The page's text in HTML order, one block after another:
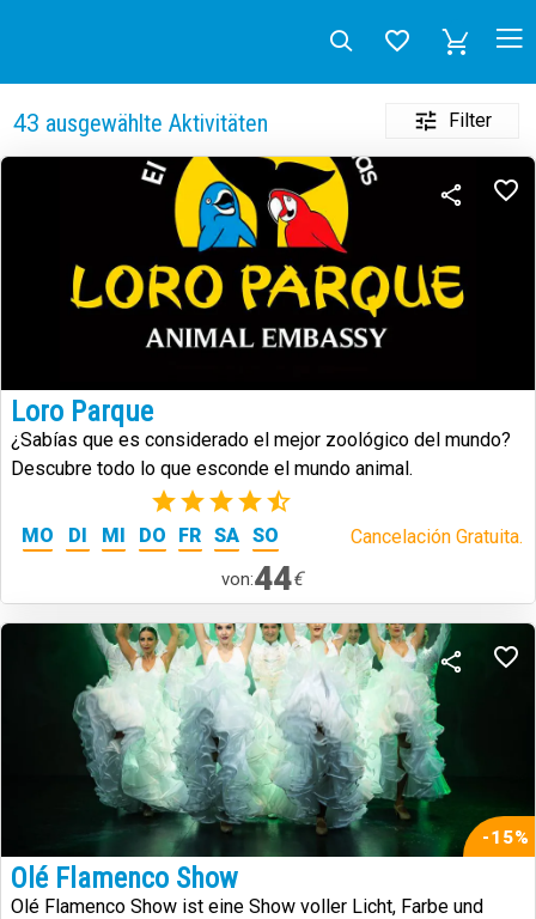
43 ausgewählte Aktivitäten Filter
Loro Parque
¿Sabías que es considerado el mejor zoológico del mundo?
Descubre todo lo que esconde el mundo animal.
(73)
MO DI MI DO FR SA SO Cancelación Gratuita.
von:44€
-15%
Olé Flamenco Show
Olé Flamenco Show ist eine Show voller Licht, Farbe und